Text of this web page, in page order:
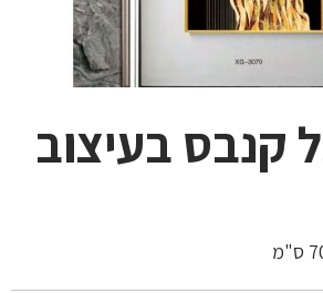
קנבס בעיצוב